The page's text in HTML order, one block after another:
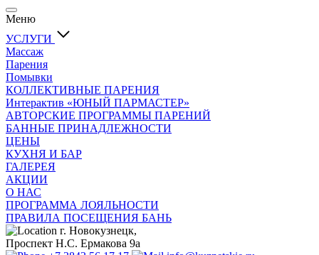
Меню
УСЛУГИ
Массаж
Парения
Помывки
КОЛЛЕКТИВНЫЕ ПАРЕНИЯ
Интерактив «ЮНЫЙ ПАРМАСТЕР»
АВТОРСКИЕ ПРОГРАММЫ ПАРЕНИЙ
БАННЫЕ ПРИНАДЛЕЖНОСТИ
ЦЕНЫ
КУХНЯ И БАР
ГАЛЕРЕЯ
АКЦИИ
О НАС
ПРОГРАММА ЛОЯЛЬНОСТИ
ПРАВИЛА ПОСЕЩЕНИЯ БАНЬ
г. Новокузнецк,
Проспект Н.С. Ермакова 9а